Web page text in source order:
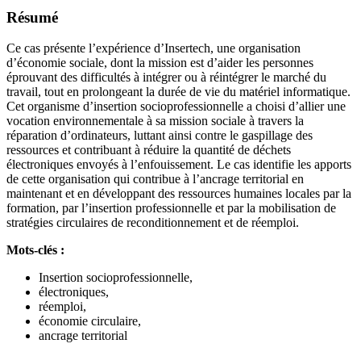
Résumé
Ce cas présente l’expérience d’Insertech, une organisation
d’économie sociale, dont la mission est d’aider les personnes
éprouvant des difficultés à intégrer ou à réintégrer le marché du
travail, tout en prolongeant la durée de vie du matériel informatique.
Cet organisme d’insertion socioprofessionnelle a choisi d’allier une
vocation environnementale à sa mission sociale à travers la
réparation d’ordinateurs, luttant ainsi contre le gaspillage des
ressources et contribuant à réduire la quantité de déchets
électroniques envoyés à l’enfouissement. Le cas identifie les apports
de cette organisation qui contribue à l’ancrage territorial en
maintenant et en développant des ressources humaines locales par la
formation, par l’insertion professionnelle et par la mobilisation de
stratégies circulaires de reconditionnement et de réemploi.
Mots-clés :
Insertion socioprofessionnelle,
électroniques,
réemploi,
économie circulaire,
ancrage territorial